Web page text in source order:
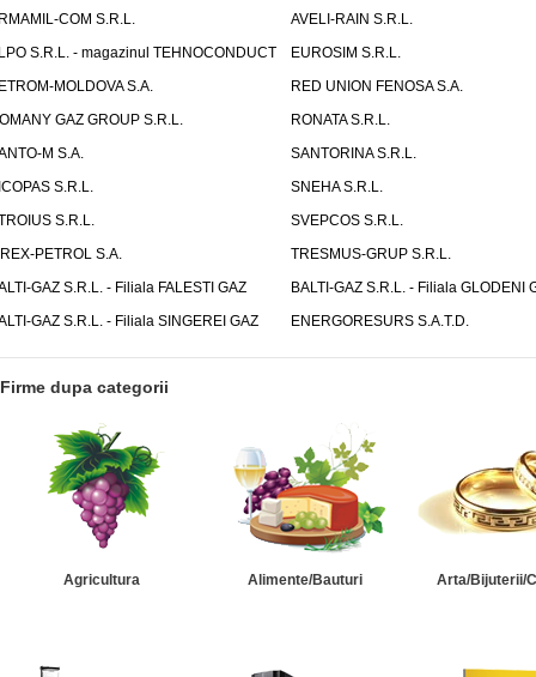
COM S.R.L.
AVELI-RAIN S.R.L.
S.R.L. - magazinul TEHNOCONDUCT
EUROSIM S.R.L.
MOLDOVA S.A.
RED UNION FENOSA S.A.
GAZ GROUP S.R.L.
RONATA S.R.L.
M S.A.
SANTORINA S.R.L.
S.R.L.
SNEHA S.R.L.
S.R.L.
SVEPCOS S.R.L.
PETROL S.A.
TRESMUS-GRUP S.R.L.
GAZ S.R.L. - Filiala FALESTI GAZ
BALTI-GAZ S.R.L. - Filiala GLODENI
GAZ S.R.L. - Filiala SINGEREI GAZ
ENERGORESURS S.A.T.D.
Firme dupa categorii
Agricultura Alimente/Bauturi Arta/Bijuterii/